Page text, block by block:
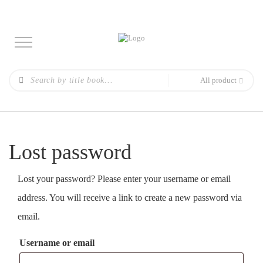
All product
Lost password
Lost your password? Please enter your username or email
address. You will receive a link to create a new password via
email.
Username or email